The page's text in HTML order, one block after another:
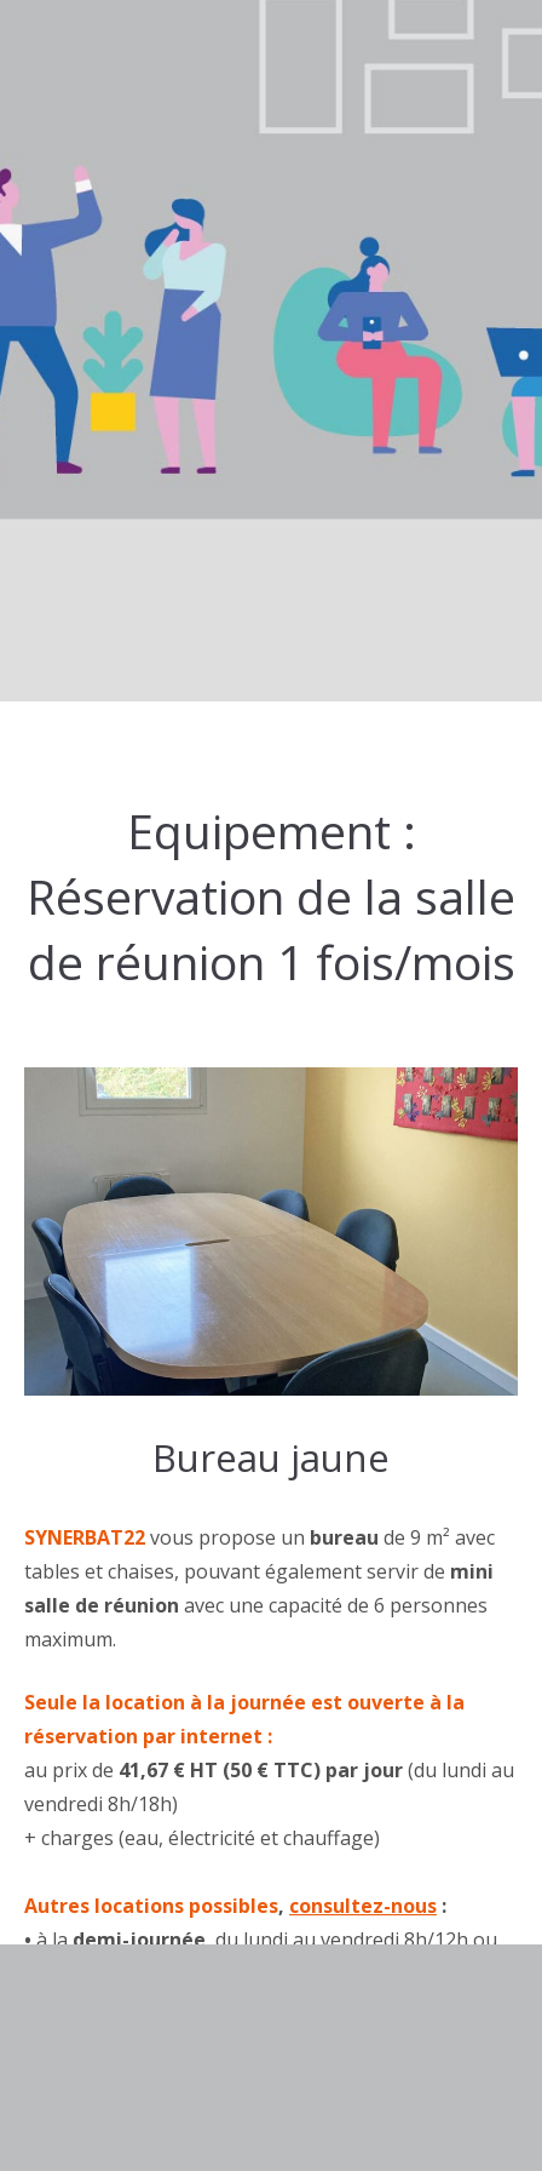
Equipement :
Réservation de la salle
de réunion 1 fois/mois
Bureau jaune
SYNERBAT22vous propose un bureau de 9 m² avec
tables et chaises, pouvant également servir de mini
salle de réunion avec une capacité de 6 personnes
maximum.
Seule la location à la journée est ouverte à la
réservation par internet :
au prix de 41,67 € HT (50 € TTC) par jour(du lundi au
vendredi 8h/18h)
+ charges (eau, électricité et chauffage)
Autres locations possibles, consultez-nous :
•à lademi-journée, du lundi au vendredi 8h/12h ou